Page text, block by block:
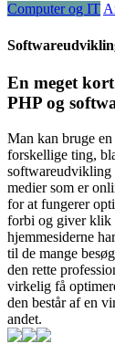
Computer og IT
En meget
PHP og
Man kan bruge
forskellige ting,
softwareudvikling
medier som er
for at fungerer
forbi og giver klik
hjemmesiderne
til de mange
den rette
virkelig få
den består af en
andet.